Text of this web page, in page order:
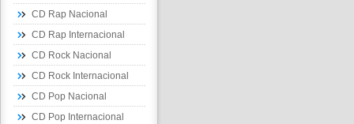
CD Rap Nacional
CD Rap Internacional
CD Rock Nacional
CD Rock Internacional
CD Pop Nacional
CD Pop Internacional